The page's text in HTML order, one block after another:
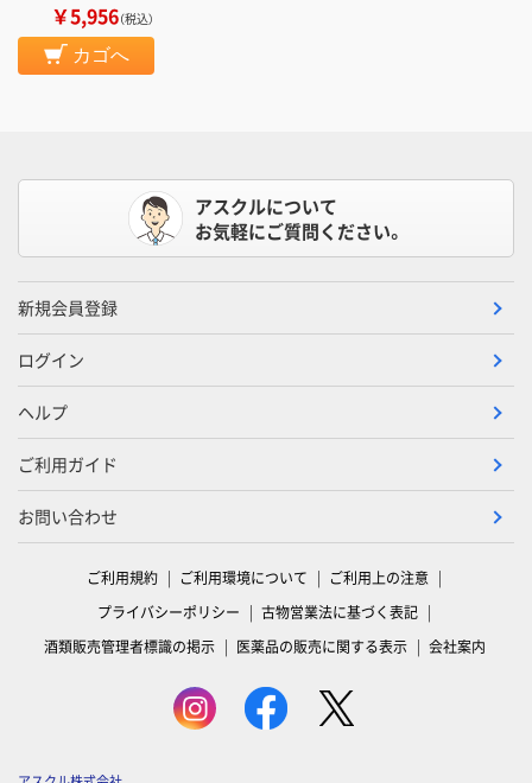
￥5,956（税込）
カゴへ
アスクルについて
お気軽にご質問ください。
新規会員登録
ログイン
ヘルプ
ご利用ガイド
お問い合わせ
ご利用規約 ご利用環境について
ご利用上の注意
プライバシーポリシー
古物営業法に基づく表記
酒類販売管理者標識の掲示
医薬品の販売に関する表示 会社案内